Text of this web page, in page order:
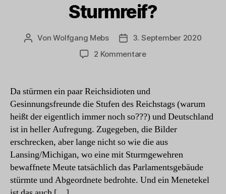
Sturmreif?
Beitragsautor
VonWolfgang Mebs Beitragsdatum
3. September 2020
2 Kommentarezu
Da stürmen ein paar Reichsidioten und
Gesinnungsfreunde die Stufen des Reichstags (warum
heißt der eigentlich immer noch so???) und Deutschland
ist in heller Aufregung. Zugegeben, die Bilder
erschrecken, aber lange nicht so wie die aus
Lansing/Michigan, wo eine mit Sturmgewehren
bewaffnete Meute tatsächlich das Parlamentsgebäude
stürmte und Abgeordnete bedrohte. Und ein Menetekel